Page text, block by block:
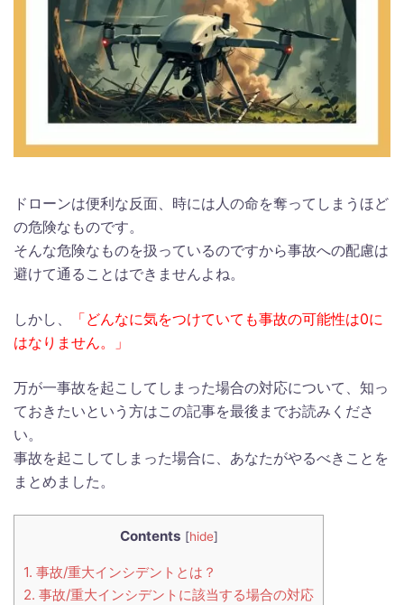
ドローンは便利な反面、時には人の命を奪ってしまうほど
の危険なものです。
そんな危険なものを扱っているのですから事故への配慮は
避けて通ることはできませんよね。
しかし、
「どんなに気をつけていても事故の可能性は0に
はなりません。」
万が一事故を起こしてしまった場合の対応について、知っ
ておきたいという方はこの記事を最後までお読みくださ
い。
事故を起こしてしまった場合に、あなたがやるべきことを
まとめました。
Contents [hide]
1. 事故/重大インシデントとは？
2. 事故/重大インシデントに該当する場合の対応